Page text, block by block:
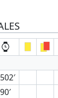
90′